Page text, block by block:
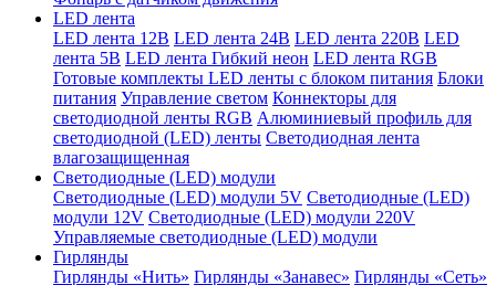
LED лента
LED лента 12В LED лента 24В LED лента 220В LED
лента 5В LED лента Гибкий неон LED лента RGB
Готовые комплекты LED ленты с блоком питания Блоки
питания Управление светом Коннекторы для
светодиодной ленты RGB Алюминиевый профиль для
светодиодной (LED) ленты Светодиодная лента
влагозащищенная
Светодиодные (LED) модули
Светодиодные (LED) модули 5V Светодиодные (LED)
модули 12V Светодиодные (LED) модули 220V
Управляемые светодиодные (LED) модули
Гирлянды
Гирлянды «Нить» Гирлянды «Занавес» Гирлянды «Сеть»